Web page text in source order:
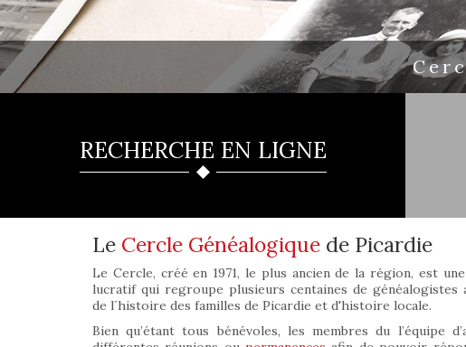
RECHERCHE EN LIGNE
Le Cercle Généalogique de Picardie
Le Cercle, créé en 1971, le plus ancien de la région, est
lucratif qui regroupe plusieurs centaines de généalogistes
de l´histoire des familles de Picardie et d'histoire locale.
Bien qu’étant tous bénévoles, les membres du l’équipe